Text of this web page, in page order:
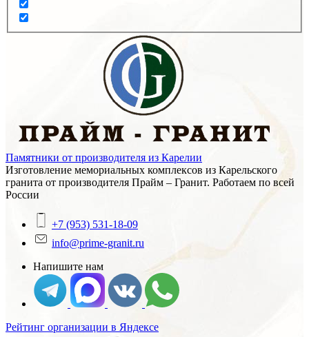
Памятники от производителя из Карелии
Изготовление мемориальных комплексов из Карельского
гранита от производителя Прайм – Гранит. Работаем по всей
России
+7 (953) 531-18-09
info@prime-granit.ru
Напишите нам
Рейтинг организации в Яндексе